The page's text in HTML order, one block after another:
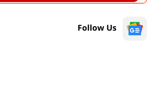
Follow Us